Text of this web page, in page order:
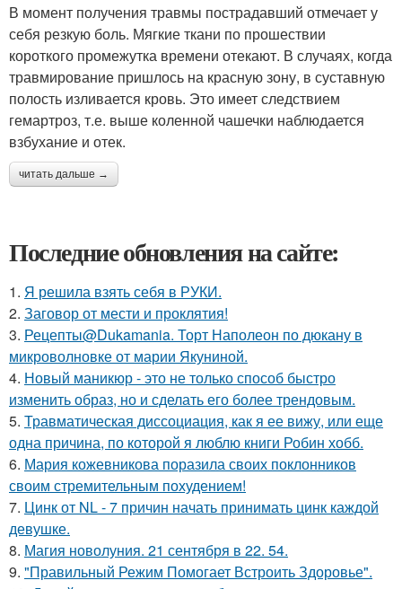
В момент получения травмы пострадавший отмечает у
себя резкую боль. Мягкие ткани по прошествии
короткого промежутка времени отекают. В случаях, когда
травмирование пришлось на красную зону, в суставную
полость изливается кровь. Это имеет следствием
гемартроз, т.е. выше коленной чашечки наблюдается
взбухание и отек.
читать дальше →
Последние обновления на сайте:
1. Я решила взять себя в РУКИ.
2. Заговор от мести и проклятия!
3. Рецепты@Dukamania. Торт Наполеон по дюкану в
микроволновке от марии Якуниной.
4. Новый маникюр - это не только способ быстро
изменить образ, но и сделать его более трендовым.
5. Травматическая диссоциация, как я ее вижу, или еще
одна причина, по которой я люблю книги Робин хобб.
6. Мария кожевникова поразила своих поклонников
своим стремительным похудением!
7. Цинк от NL - 7 причин начать принимать цинк каждой
девушке.
8. Магия новолуния. 21 сентября в 22. 54.
9. "Правильный Режим Помогает Встроить Здоровье".